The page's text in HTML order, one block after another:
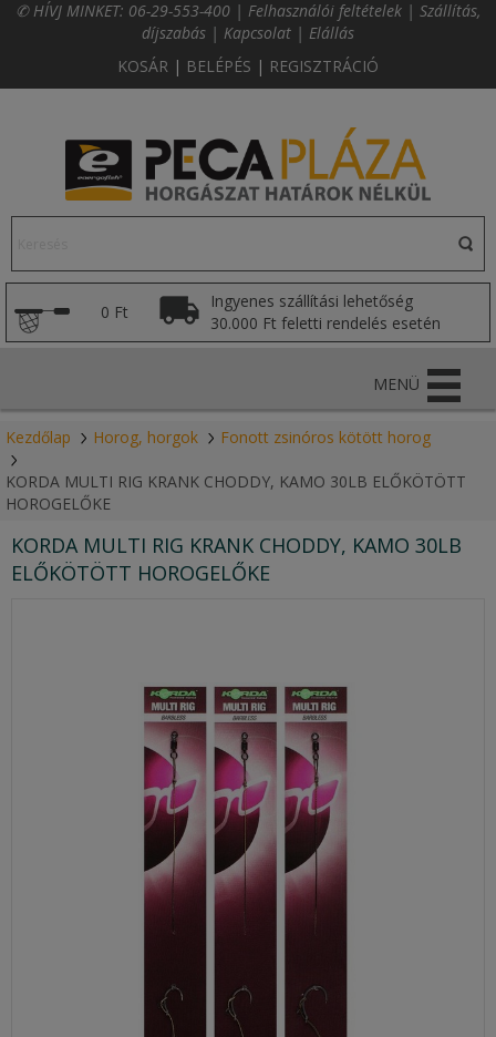
✆ HÍVJ MINKET: 06-29-553-400 | Felhasználói feltételek | Szállítás,
díjszabás | Kapcsolat | Elállás
KOSÁR | BELÉPÉS | REGISZTRÁCIÓ
0 Ft
Ingyenes szállítási lehetőség
30.000 Ft feletti rendelés esetén
MENÜ
Kezdőlap Horog, horgok Fonott zsinóros kötött horog
KORDA MULTI RIG KRANK CHODDY, KAMO 30LB ELŐKÖTÖTT
HOROGELŐKE
KORDA MULTI RIG KRANK CHODDY, KAMO 30LB
ELŐKÖTÖTT HOROGELŐKE